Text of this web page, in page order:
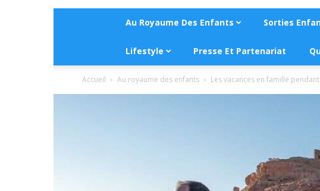
Au Royaume Des Enfants Sorties
Lifestyle Presse Et Partenariat
Accueil Au royaume des enfants Les vacances en famille